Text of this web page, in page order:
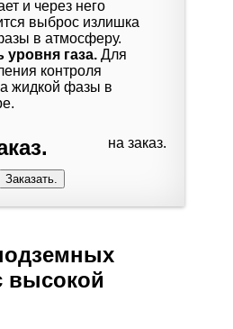
высокой
и через него
выброс излишка
в атмосферу.
уровня газа. Для
контроля
жидкой фазы в
на заказ.